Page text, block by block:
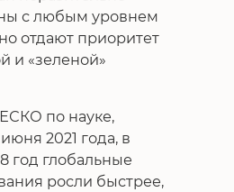
с любым уровнем
отдают приоритет
и «зеленой»
по науке,
2021 года, в
год глобальные
росли быстрее,